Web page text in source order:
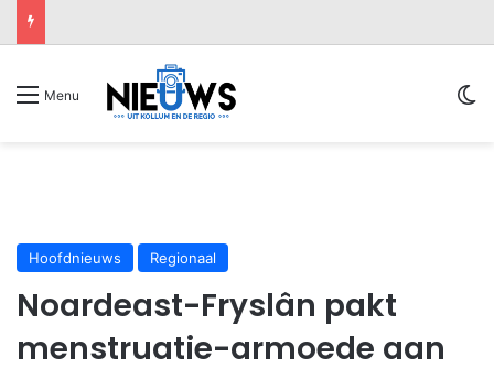
Menu
Hoofdnieuws Regionaal
Noardeast-Fryslân pakt
menstruatie-armoede aan